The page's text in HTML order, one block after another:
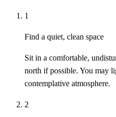
1
Find a quiet, clean space
Sit in a comfortable,
north if possible. You may
contemplative atmosphere.
2